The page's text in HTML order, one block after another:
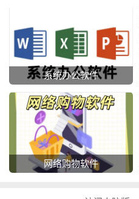
系统办公软件
网络购物软件